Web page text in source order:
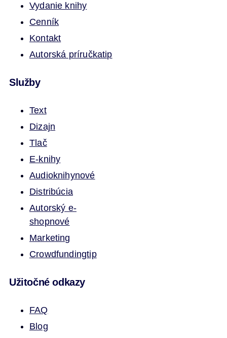
Vydanie knihy
Cenník
Kontakt
Autorská príručkatip
Služby
Text
Dizajn
Tlač
E-knihy
Audioknihynové
Distribúcia
Autorský e-
shopnové
Marketing
Crowdfundingtip
Užitočné odkazy
FAQ
Blog